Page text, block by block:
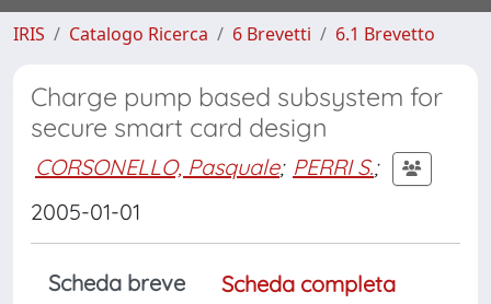
IRIS Catalogo Ricerca 6 Brevetti 6.1 Brevetto
Charge pump based subsystem for
secure smart card design
CORSONELLO, Pasquale; PERRI S.;
2005-01-01
Scheda breve
Scheda completa